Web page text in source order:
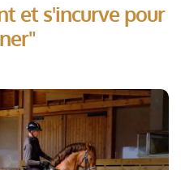
et s'incurve pour